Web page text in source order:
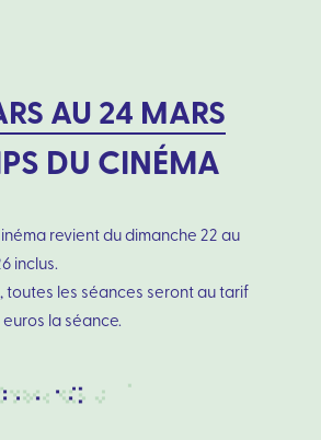
AU 24 MARS
DU CINÉMA
revient du dimanche 22 au
inclus.
toutes les séances seront au tarif
la séance.